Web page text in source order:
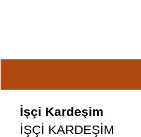
İşçi Kardeşim
İŞÇİ KARDEŞİM